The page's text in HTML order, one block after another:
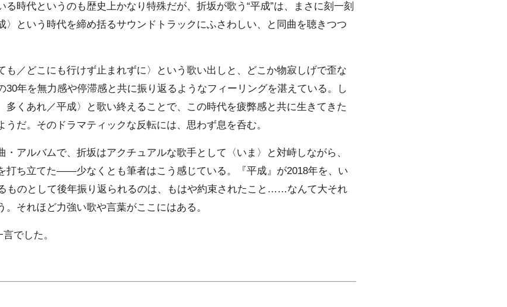
時代というのも歴史上かなり特殊だが、折坂が歌う“平成”は、まさに刻一刻
〉という時代を締め括るサウンドトラックにふさわしい、と同曲を聴きつつ
も／どこにも行けず止まれずに〉という歌い出しと、どこか物寂しげで歪な
30年を無力感や停滞感と共に振り返るようなフィーリングを湛えている。し
くあれ／平成〉と歌い終えることで、この時代を疲弊感と共に生きてきた
だ。そのドラマティックな反転には、思わず息を呑む。
・アルバムで、折坂はアクチュアルな歌手として〈いま〉と対峙しながら、
打ち立てた――少なくとも筆者はこう感じている。『平成』が2018年を、い
ものとして後年振り返られるのは、もはや約束されたこと……なんて大それ
それほど力強い歌や言葉がここにはある。
でした。